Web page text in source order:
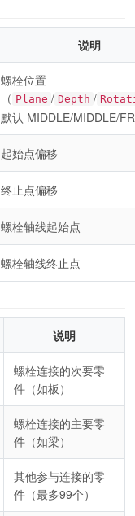
说明
螺栓位置
（ Plane / Depth /
默认 MIDDLE/MIDDLE/
起始点偏移
终止点偏移
螺栓轴线起始点
螺栓轴线终止点
说明
螺栓连接的次要零
件（如板）
螺栓连接的主要零
件（如梁）
其他参与连接的零
件（最多99个）